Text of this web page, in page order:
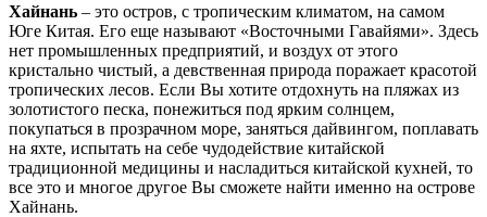
Хайнань – это остров, с тропическим климатом, на самом
Юге Китая. Его еще называют «Восточными Гавайями». Здесь
нет промышленных предприятий, и воздух от этого
кристально чистый, а девственная природа поражает красотой
тропических лесов. Если Вы хотите отдохнуть на пляжах из
золотистого песка, понежиться под ярким солнцем,
покупаться в прозрачном море, заняться дайвингом, поплавать
на яхте, испытать на себе чудодействие китайской
традиционной медицины и насладиться китайской кухней, то
все это и многое другое Вы сможете найти именно на острове
Хайнань.